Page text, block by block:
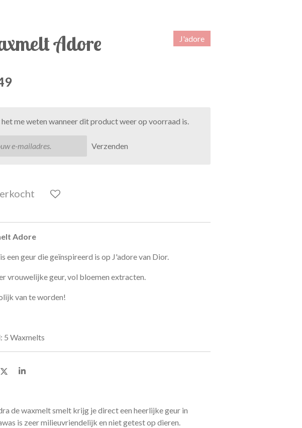
Adore J'adore
het me weten wanneer dit product weer op voorraad is.
Verzenden
Adore
een geur die geïnspireerd is op J'adore van Dior.
vrouwelijke geur, vol bloemen extracten.
van te worden!
5 Waxmelts
D
S
de waxmelt smelt krijg je direct een heerlijke geur in
is zeer milieuvriendelijk en niet getest op dieren.